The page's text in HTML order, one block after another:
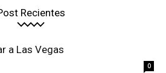
Recientes
a Las Vegas
0